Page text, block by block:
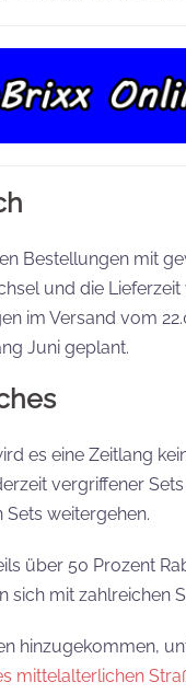
Bestellungen mit
und die
im Versand vom
Juni geplant.
es eine Zeitlang
vergriffener
weitergehen.
über 50 Prozent
sich mit zahlreichen
hinzugekommen,
mittelalterlichen